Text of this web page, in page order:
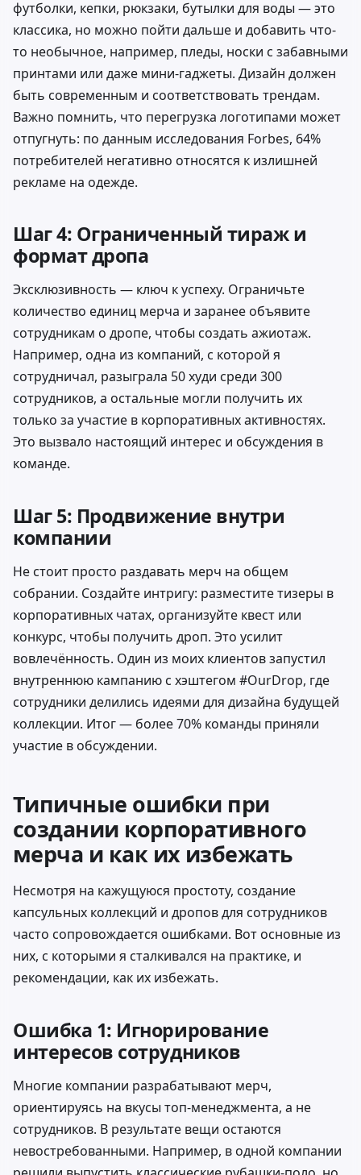
футболки, кепки, рюкзаки, бутылки для воды — это
классика, но можно пойти дальше и добавить что-
то необычное, например, пледы, носки с забавными
принтами или даже мини-гаджеты. Дизайн должен
быть современным и соответствовать трендам.
Важно помнить, что перегрузка логотипами может
отпугнуть: по данным исследования Forbes, 64%
потребителей негативно относятся к излишней
рекламе на одежде.
Шаг 4: Ограниченный тираж и
формат дропа
Эксклюзивность — ключ к успеху. Ограничьте
количество единиц мерча и заранее объявите
сотрудникам о дропе, чтобы создать ажиотаж.
Например, одна из компаний, с которой я
сотрудничал, разыграла 50 худи среди 300
сотрудников, а остальные могли получить их
только за участие в корпоративных активностях.
Это вызвало настоящий интерес и обсуждения в
команде.
Шаг 5: Продвижение внутри
компании
Не стоит просто раздавать мерч на общем
собрании. Создайте интригу: разместите тизеры в
корпоративных чатах, организуйте квест или
конкурс, чтобы получить дроп. Это усилит
вовлечённость. Один из моих клиентов запустил
внутреннюю кампанию с хэштегом #OurDrop, где
сотрудники делились идеями для дизайна будущей
коллекции. Итог — более 70% команды приняли
участие в обсуждении.
Типичные ошибки при
создании корпоративного
мерча и как их избежать
Несмотря на кажущуюся простоту, создание
капсульных коллекций и дропов для сотрудников
часто сопровождается ошибками. Вот основные из
них, с которыми я сталкивался на практике, и
рекомендации, как их избежать.
Ошибка 1: Игнорирование
интересов сотрудников
Многие компании разрабатывают мерч,
ориентируясь на вкусы топ-менеджмента, а не
сотрудников. В результате вещи остаются
невостребованными. Например, в одной компании